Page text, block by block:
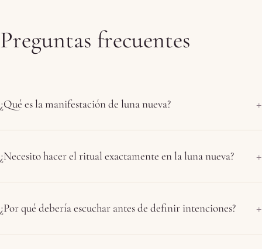
Preguntas frecuentes
¿Qué es la manifestación de luna nueva?
¿Necesito hacer el ritual exactamente en la luna nueva?
¿Por qué debería escuchar antes de definir intenciones?